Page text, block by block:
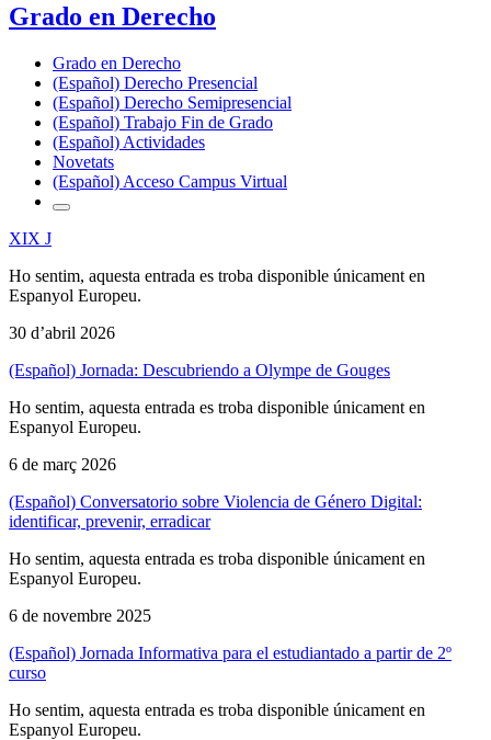
Grado en Derecho
Grado en Derecho
(Español) Derecho Presencial
(Español) Derecho Semipresencial
(Español) Trabajo Fin de Grado
(Español) Actividades
Novetats
(Español) Acceso Campus Virtual
XIX J
Ho sentim, aquesta entrada es troba disponible únicament en
Espanyol Europeu.
30 d’abril 2026
(Español) Jornada: Descubriendo a Olympe de Gouges
Ho sentim, aquesta entrada es troba disponible únicament en
Espanyol Europeu.
6 de març 2026
(Español) Conversatorio sobre Violencia de Género Digital:
identificar, prevenir, erradicar
Ho sentim, aquesta entrada es troba disponible únicament en
Espanyol Europeu.
6 de novembre 2025
(Español) Jornada Informativa para el estudiantado a partir de 2º
curso
Ho sentim, aquesta entrada es troba disponible únicament en
Espanyol Europeu.